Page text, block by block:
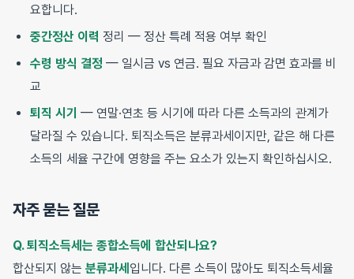
요합니다.
중간정산 이력 정리 — 정산 특례 적용 여부 확인
수령 방식 결정 — 일시금 vs 연금. 필요 자금과 감면 효과를 비
교
퇴직 시기 — 연말·연초 등 시기에 따라 다른 소득과의 관계가
달라질 수 있습니다. 퇴직소득은 분류과세이지만, 같은 해 다른
소득의 세율 구간에 영향을 주는 요소가 있는지 확인하십시오.
자주 묻는 질문
Q. 퇴직소득세는 종합소득에 합산되나요?
합산되지 않는 분류과세 입니다. 다른 소득이 많아도 퇴직소득세율